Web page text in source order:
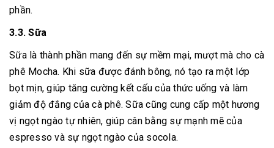
phần.
3.3. Sữa
Sữa là thành phần mang đến sự mềm mại, mượt mà cho cà
phê Mocha. Khi sữa được đánh bông, nó tạo ra một lớp
bọt mịn, giúp tăng cường kết cấu của thức uống và làm
giảm độ đắng của cà phê. Sữa cũng cung cấp một hương
vị ngọt ngào tự nhiên, giúp cân bằng sự mạnh mẽ của
espresso và sự ngọt ngào của socola.